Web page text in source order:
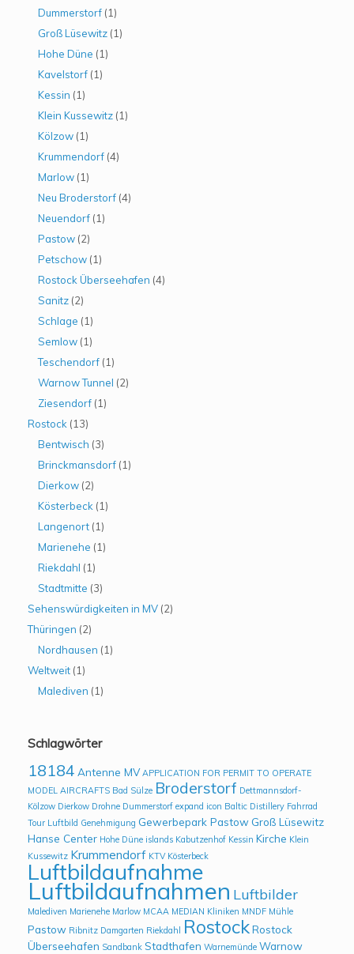
Dummerstorf (1)
Groß Lüsewitz (1)
Hohe Düne (1)
Kavelstorf (1)
Kessin (1)
Klein Kussewitz (1)
Kölzow (1)
Krummendorf (4)
Marlow (1)
Neu Broderstorf (4)
Neuendorf (1)
Pastow (2)
Petschow (1)
Rostock Überseehafen (4)
Sanitz (2)
Schlage (1)
Semlow (1)
Teschendorf (1)
Warnow Tunnel (2)
Ziesendorf (1)
Rostock (13)
Bentwisch (3)
Brinckmansdorf (1)
Dierkow (2)
Kösterbeck (1)
Langenort (1)
Marienehe (1)
Riekdahl (1)
Stadtmitte (3)
Sehenswürdigkeiten in MV (2)
Thüringen (2)
Nordhausen (1)
Weltweit (1)
Malediven (1)
Schlagwörter
18184 Antenne MV APPLICATION FOR PERMIT TO OPERATE
MODEL AIRCRAFTS Bad Sülze Broderstorf Dettmannsdorf-
Kölzow Dierkow Drohne Dummerstorf expand icon Baltic Distillery Fahrrad
Tour Luftbild Genehmigung Gewerbepark Pastow Groß Lüsewitz
Hanse Center Hohe Düne islands Kabutzenhof Kessin Kirche Klein
Kussewitz Krummendorf KTV Kösterbeck
Luftbildaufnahme
Luftbildaufnahmen Luftbilder
Malediven Marienehe Marlow MCAA MEDIAN Kliniken MNDF Mühle
Pastow Ribnitz Damgarten Riekdahl RostockRostock
Überseehafen Sandbank Stadthafen Warnemünde Warnow